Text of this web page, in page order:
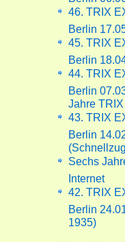
46. TRIX
Berlin
45. TRIX
Berlin
44. TRIX
Berlin
Jahre
43. TRIX
Berlin
Sechs
Internet
42. TRIX
Berlin
1935)